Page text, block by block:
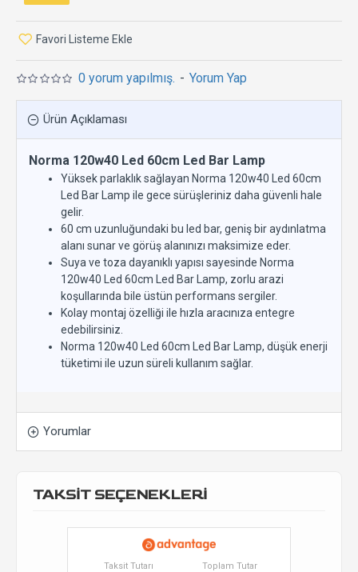
0 yorum yapılmış. - Yorum Yap
Favori Listeme Ekle
Ürün Açıklaması
Norma 120w40 Led 60cm Led Bar Lamp
Yüksek parlaklık sağlayan Norma 120w40 Led 60cm
Led Bar Lamp ile gece sürüşleriniz daha güvenli hale
gelir.
60 cm uzunluğundaki bu led bar, geniş bir aydınlatma
alanı sunar ve görüş alanınızı maksimize eder.
Suya ve toza dayanıklı yapısı sayesinde Norma
120w40 Led 60cm Led Bar Lamp, zorlu arazi
koşullarında bile üstün performans sergiler.
Kolay montaj özelliği ile hızla aracınıza entegre
edebilirsiniz.
Norma 120w40 Led 60cm Led Bar Lamp, düşük enerji
tüketimi ile uzun süreli kullanım sağlar.
Yorumlar
TAKSİT SEÇENEKLERİ
Taksit Tutarı Toplam Tutar